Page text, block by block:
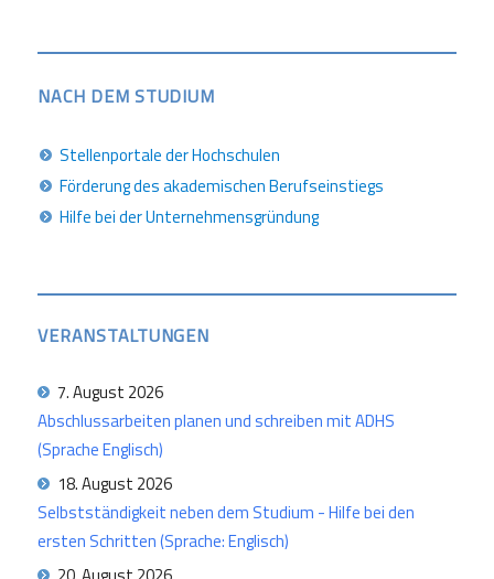
NACH DEM STUDIUM
Stellenportale der Hochschulen
Förderung des akademischen Berufseinstiegs
Hilfe bei der Unternehmensgründung
VERANSTALTUNGEN
7. August 2026
Abschlussarbeiten planen und schreiben mit ADHS
(Sprache Englisch)
18. August 2026
Selbstständigkeit neben dem Studium - Hilfe bei den
ersten Schritten (Sprache: Englisch)